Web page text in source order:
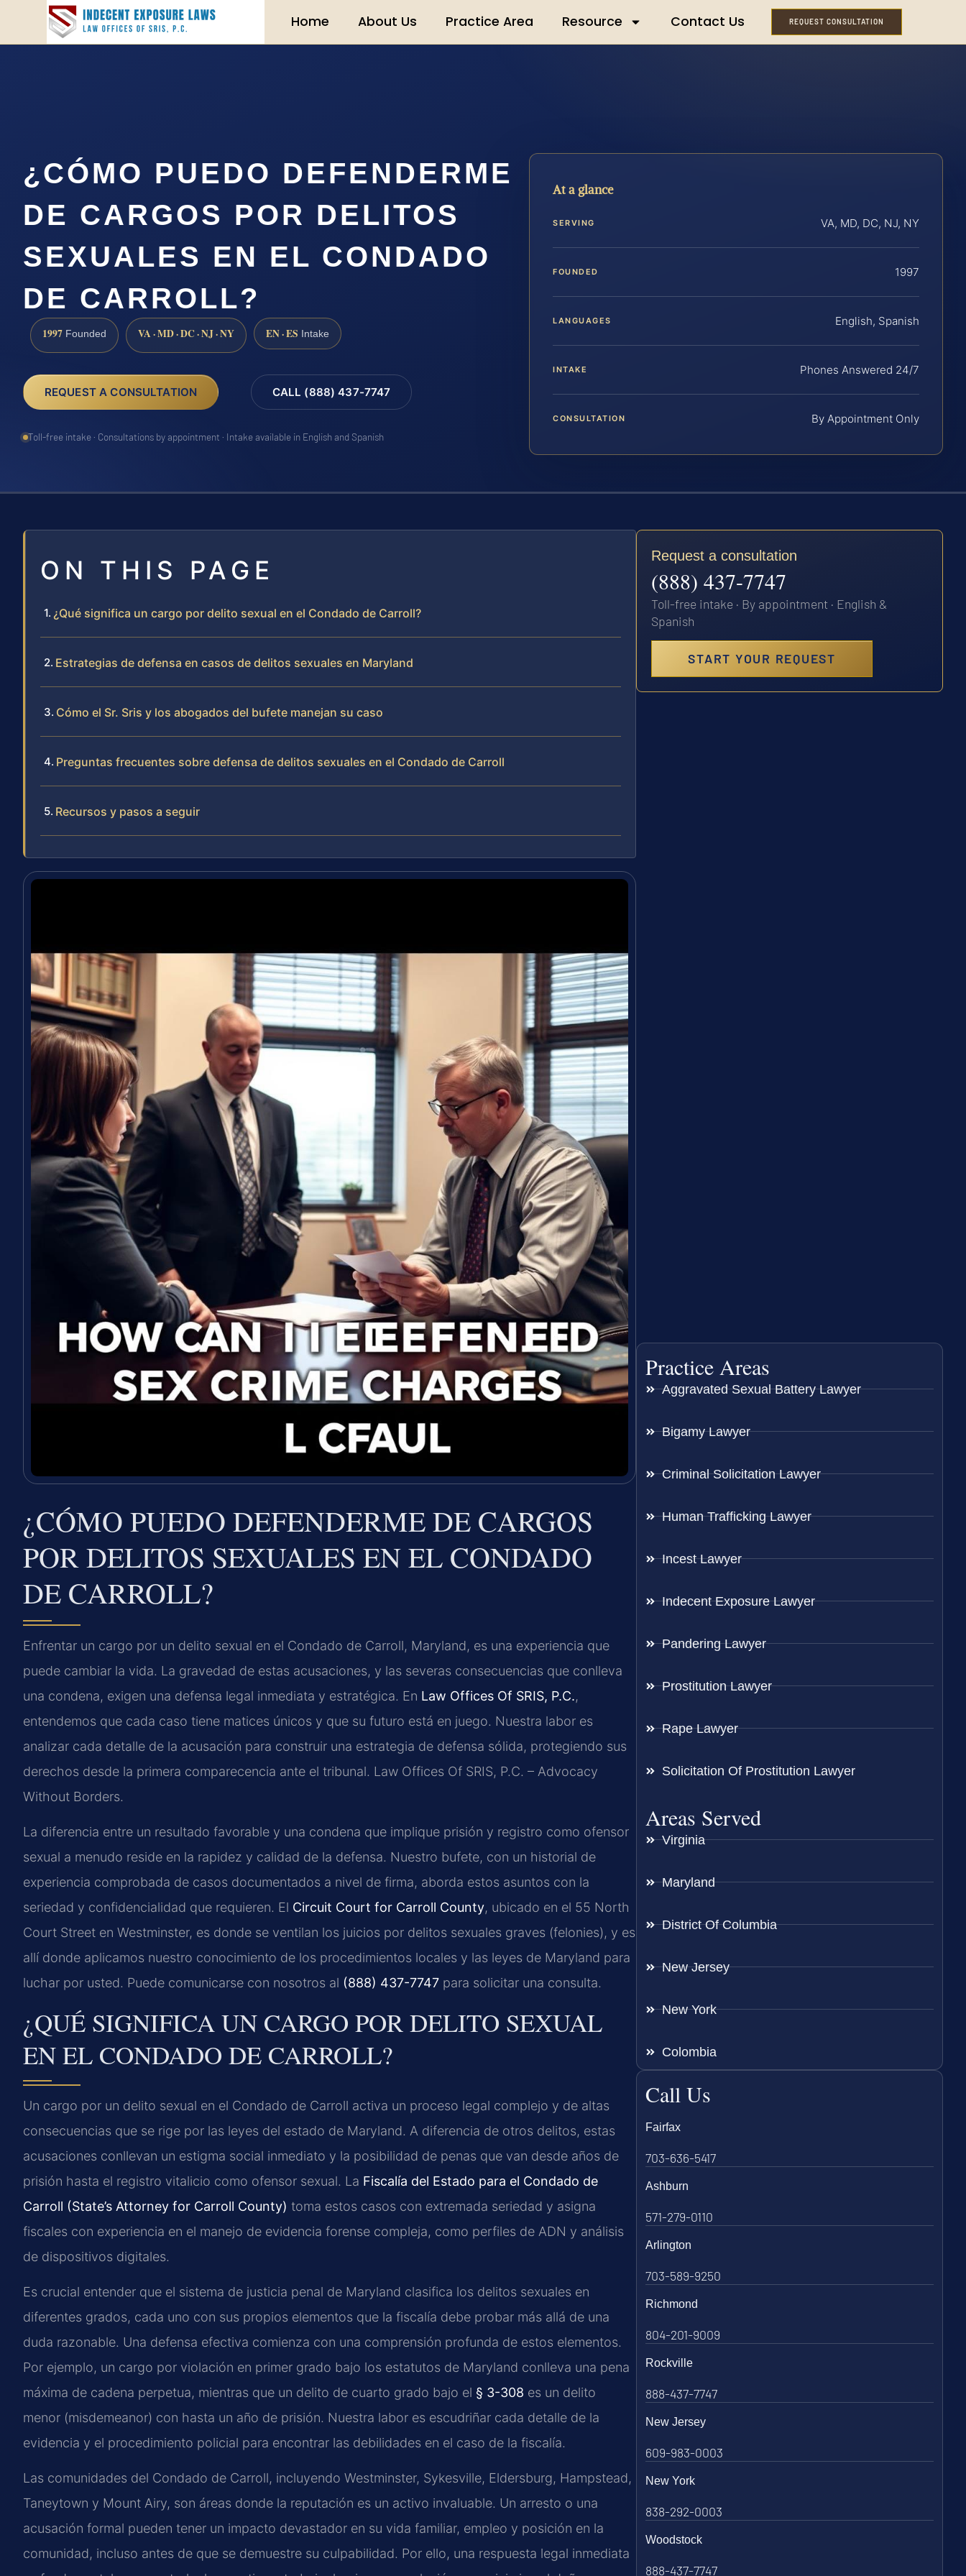
Home About Us Practice Area Resource Contact Us REQUEST CONSULTATION
¿CÓMO PUEDO DEFENDERME
DE CARGOS POR DELITOS
SEXUALES EN EL CONDADO
DE CARROLL?
1997 Founded VA · MD · DC · NJ · NY EN · ES Intake
REQUEST A CONSULTATION CALL (888) 437-7747
Toll-free intake · Consultations by appointment · Intake available in English and Spanish
At a glance
SERVING VA, MD, DC, NJ, NY
FOUNDED 1997
LANGUAGES English, Spanish
INTAKE Phones Answered 24/7
CONSULTATION By Appointment Only
ON THIS PAGE
¿Qué significa un cargo por delito sexual en el Condado de Carroll?
Estrategias de defensa en casos de delitos sexuales en Maryland
Cómo el Sr. Sris y los abogados del bufete manejan su caso
Preguntas frecuentes sobre defensa de delitos sexuales en el Condado de Carroll
Recursos y pasos a seguir
¿CÓMO PUEDO DEFENDERME DE CARGOS
POR DELITOS SEXUALES EN EL CONDADO
DE CARROLL?
Enfrentar un cargo por un delito sexual en el Condado de Carroll, Maryland, es una experiencia que
puede cambiar la vida. La gravedad de estas acusaciones, y las severas consecuencias que conlleva
una condena, exigen una defensa legal inmediata y estratégica. En Law Offices Of SRIS, P.C.,
entendemos que cada caso tiene matices únicos y que su futuro está en juego. Nuestra labor es
analizar cada detalle de la acusación para construir una estrategia de defensa sólida, protegiendo sus
derechos desde la primera comparecencia ante el tribunal. Law Offices Of SRIS, P.C. – Advocacy
Without Borders.
La diferencia entre un resultado favorable y una condena que implique prisión y registro como ofensor
sexual a menudo reside en la rapidez y calidad de la defensa. Nuestro bufete, con un historial de
experiencia comprobada de casos documentados a nivel de firma, aborda estos asuntos con la
seriedad y confidencialidad que requieren. El Circuit Court for Carroll County, ubicado en el 55 North
Court Street en Westminster, es donde se ventilan los juicios por delitos sexuales graves (felonies), y es
allí donde aplicamos nuestro conocimiento de los procedimientos locales y las leyes de Maryland para
luchar por usted. Puede comunicarse con nosotros al (888) 437-7747 para solicitar una consulta.
¿QUÉ SIGNIFICA UN CARGO POR DELITO SEXUAL
EN EL CONDADO DE CARROLL?
Un cargo por un delito sexual en el Condado de Carroll activa un proceso legal complejo y de altas
consecuencias que se rige por las leyes del estado de Maryland. A diferencia de otros delitos, estas
acusaciones conllevan un estigma social inmediato y la posibilidad de penas que van desde años de
prisión hasta el registro vitalicio como ofensor sexual. La Fiscalía del Estado para el Condado de
Carroll (State’s Attorney for Carroll County) toma estos casos con extremada seriedad y asigna
fiscales con experiencia en el manejo de evidencia forense compleja, como perfiles de ADN y análisis
de dispositivos digitales.
Es crucial entender que el sistema de justicia penal de Maryland clasifica los delitos sexuales en
diferentes grados, cada uno con sus propios elementos que la fiscalía debe probar más allá de una
duda razonable. Una defensa efectiva comienza con una comprensión profunda de estos elementos.
Por ejemplo, un cargo por violación en primer grado bajo los estatutos de Maryland conlleva una pena
máxima de cadena perpetua, mientras que un delito de cuarto grado bajo el § 3-308 es un delito
menor (misdemeanor) con hasta un año de prisión. Nuestra labor es escudriñar cada detalle de la
evidencia y el procedimiento policial para encontrar las debilidades en el caso de la fiscalía.
Las comunidades del Condado de Carroll, incluyendo Westminster, Sykesville, Eldersburg, Hampstead,
Taneytown y Mount Airy, son áreas donde la reputación es un activo invaluable. Un arresto o una
acusación formal pueden tener un impacto devastador en su vida familiar, empleo y posición en la
comunidad, incluso antes de que se demuestre su culpabilidad. Por ello, una respuesta legal inmediata
Request a consultation
(888) 437-7747
Toll-free intake · By appointment · English &
Spanish
START YOUR REQUEST
Practice Areas
Aggravated Sexual Battery Lawyer
Bigamy Lawyer
Criminal Solicitation Lawyer
Human Trafficking Lawyer
Incest Lawyer
Indecent Exposure Lawyer
Pandering Lawyer
Prostitution Lawyer
Rape Lawyer
Solicitation Of Prostitution Lawyer
Areas Served
Virginia
Maryland
District Of Columbia
New Jersey
New York
Colombia
Call Us
Fairfax
703-636-5417
Ashburn
571-279-0110
Arlington
703-589-9250
Richmond
804-201-9009
Rockville
888-437-7747
New Jersey
609-983-0003
New York
838-292-0003
Woodstock
888-437-7747